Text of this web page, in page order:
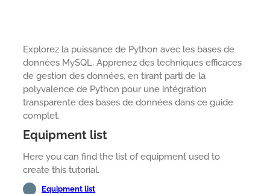
Explorez la puissance de Python avec les bases de
données MySQL. Apprenez des techniques efficaces
de gestion des données, en tirant parti de la
polyvalence de Python pour une intégration
transparente des bases de données dans ce guide
complet.
Equipment list
Here you can find the list of equipment used to
create this tutorial.
Equipment list